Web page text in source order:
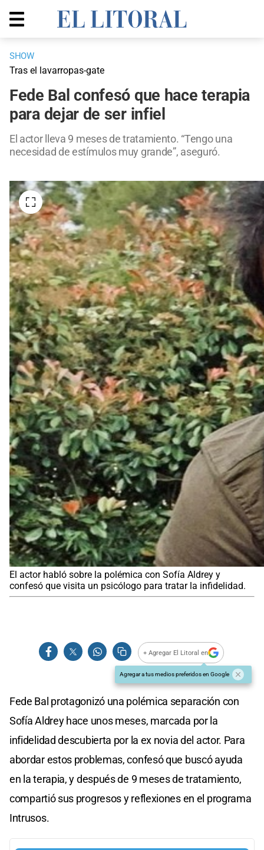
SHOW
Tras el lavarropas-gate
Fede Bal confesó que hace terapia
para dejar de ser infiel
El actor lleva 9 meses de tratamiento. “Tengo una
necesidad de estímulos muy grande”, aseguró.
El actor habló sobre la polémica con Sofía Aldrey y
confesó que visita un psicólogo para tratar la infidelidad.
+ Agregar El Litoral en
Agregar a tus medios preferidos en Google
Fede Bal protagonizó una polémica separación con
Sofía Aldrey hace unos meses, marcada por la
infidelidad descubierta por la ex novia del actor. Para
abordar estos problemas, confesó que buscó ayuda
en la terapia, y después de 9 meses de tratamiento,
compartió sus progresos y reflexiones en el programa
Intrusos.